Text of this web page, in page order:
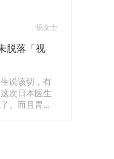
杨女士
脱落「视
说该切，有
次日本医生
。而且胃镜